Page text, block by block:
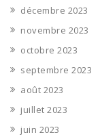
décembre 2023
novembre 2023
octobre 2023
septembre 2023
août 2023
juillet 2023
juin 2023